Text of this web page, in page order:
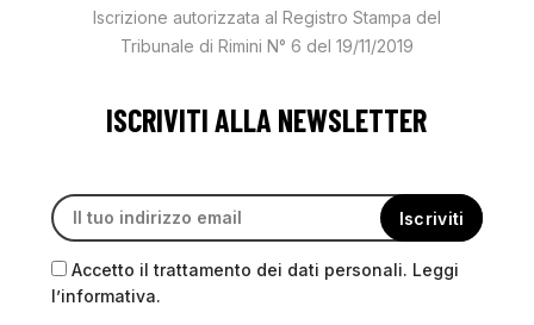
Iscrizione autorizzata al Registro Stampa del
Tribunale di Rimini N° 6 del 19/11/2019
ISCRIVITI ALLA NEWSLETTER
Accetto il trattamento dei dati personali. Leggi
l’informativa.